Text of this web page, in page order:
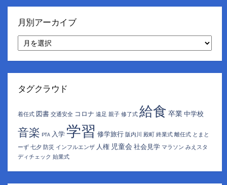
月別アーカイブ
別
ア
イ
タグクラウド
着任式 図書 交通安全 コロナ 遠足 親子 修了式 給食 卒業 中学校
音楽 PTA 入学 学習 修学旅行 阪内川 殿町 終業式 離任式 とまと
ーず 七夕 防災 インフルエンザ 人権 児童会 社会見学 マラソン みえスタ
ディチェック 始業式